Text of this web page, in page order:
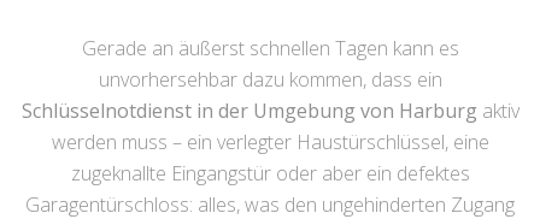
Gerade an äußerst schnellen Tagen kann es
unvorhersehbar dazu kommen, dass ein
Schlüsselnotdienst in der Umgebung von Harburg aktiv
werden muss – ein verlegter Haustürschlüssel, eine
zugeknallte Eingangstür oder aber ein defektes
Garagentürschloss: alles, was den ungehinderten Zugang